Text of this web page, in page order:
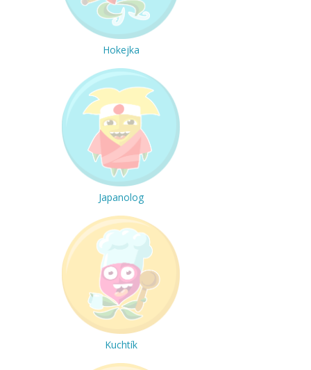
Hokejka
Japanolog
Kuchtík